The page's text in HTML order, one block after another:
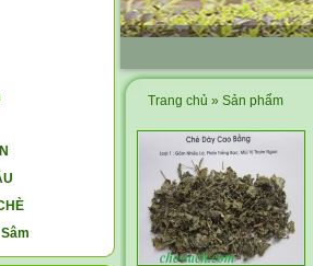
Trang chủ » Sản phẩm